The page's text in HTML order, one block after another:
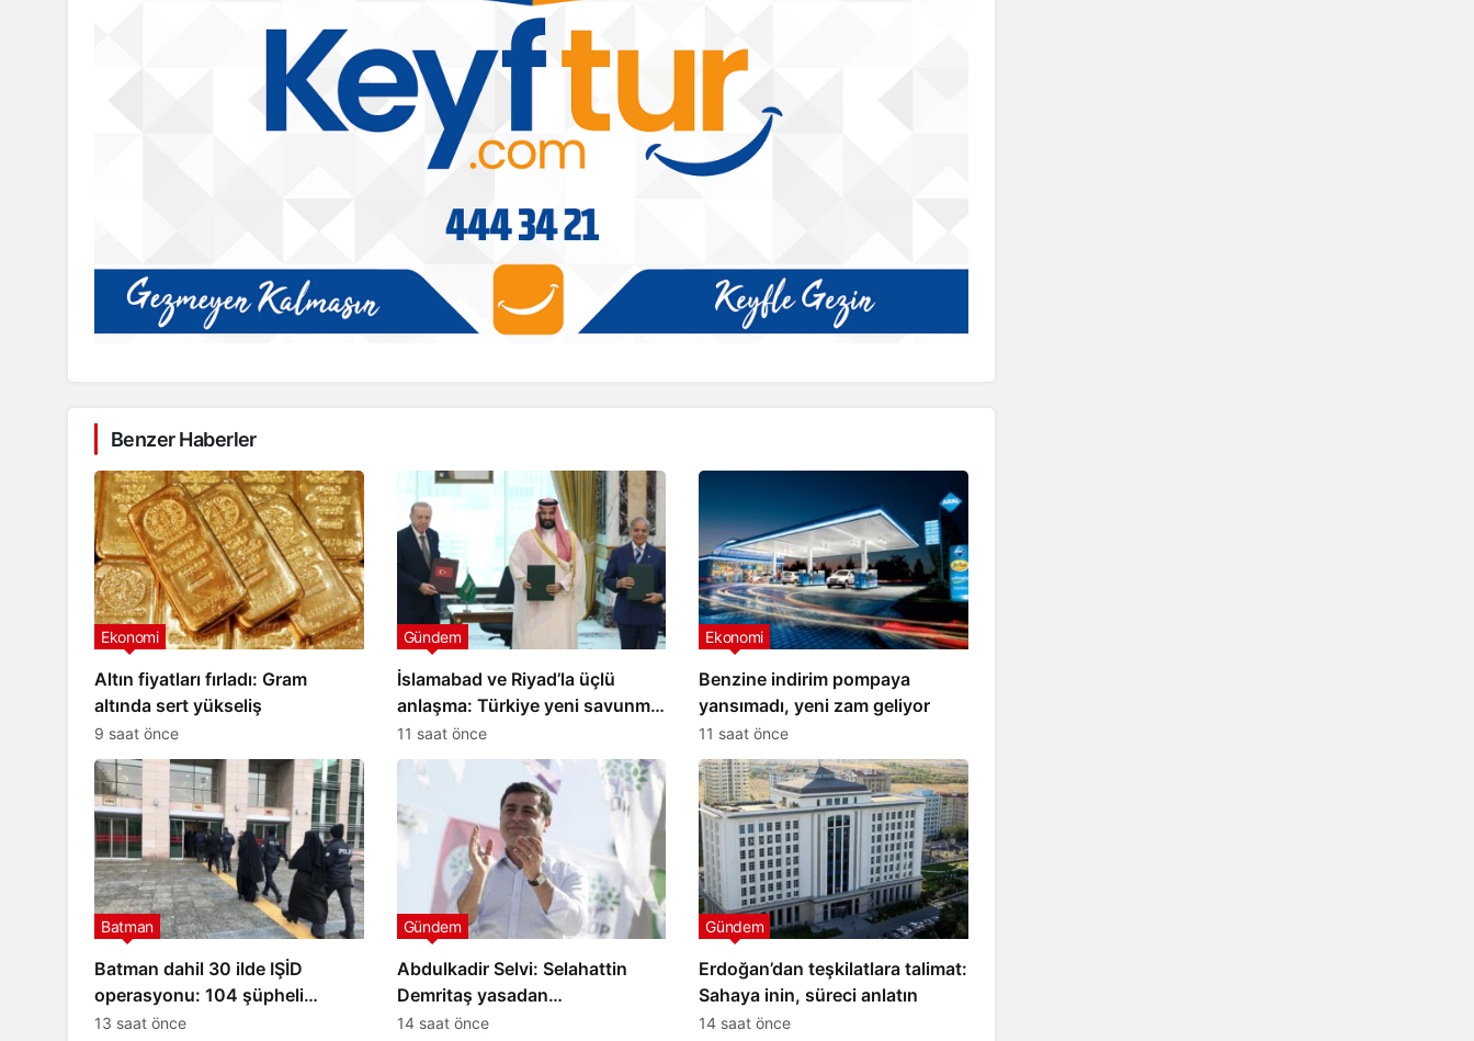
Benzer Haberler
Altın fiyatları fırladı: Gram
altında sert yükseliş
Ekonomi
9 saat önce
İslamabad ve Riyad’la üçlü
anlaşma: Türkiye yeni savunma
ittifakını imzaladı
Gündem
11 saat önce
Benzine indirim pompaya
yansımadı, yeni zam geliyor
Ekonomi
11 saat önce
Batman dahil 30 ilde IŞİD
operasyonu: 104 şüpheli
yakalandı
Batman
13 saat önce
Abdulkadir Selvi: Selahattin
Demritaş yasadan
yararlanamayacak
Gündem
14 saat önce
Erdoğan’dan teşkilatlara talimat:
Sahaya inin, süreci anlatın
Gündem
14 saat önce